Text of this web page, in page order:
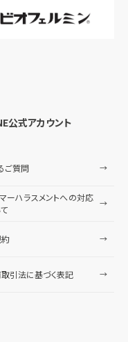
公式アカウント
ご質問
ーハラスメントへの対応
引法に基づく表記